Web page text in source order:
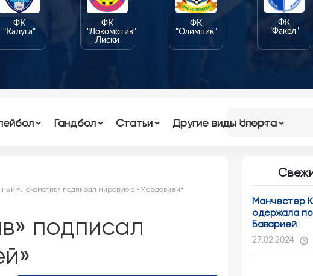
ФК
"Калуга"
ФК
"Локомотив"
Лиски
ФК
"Олимпик"
ФК
"Факел"
Гандбол Статьи Другие виды спорта
«Локомотив» подписал мировую с «Мордовией»
подписал
Манчестер
одержала
Баварией
27.02.2024